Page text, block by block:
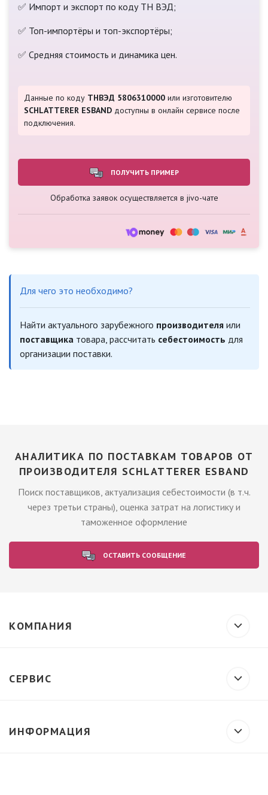
✅ Импорт и экспорт по коду ТН ВЭД;
✅ Топ-импортёры и топ-экспортёры;
✅ Средняя стоимость и динамика цен.
Данные по коду ТНВЭД 5806310000 или изготовителю
SCHLATTERER ESBAND доступны в онлайн сервисе после
подключения.
ПОЛУЧИТЬ ПРИМЕР
Обработка заявок осуществляется в jivo-чате
Для чего это необходимо?
Найти актуального зарубежного производителя или
поставщика товара, рассчитать себестоимость для
организации поставки.
АНАЛИТИКА ПО ПОСТАВКАМ ТОВАРОВ ОТ
ПРОИЗВОДИТЕЛЯ SCHLATTERER ESBAND
Поиск поставщиков, актуализация себестоимости (в т.ч.
через третьи страны), оценка затрат на логистику и
таможенное оформление
ОСТАВИТЬ СООБЩЕНИЕ
КОМПАНИЯ
СЕРВИС
ИНФОРМАЦИЯ